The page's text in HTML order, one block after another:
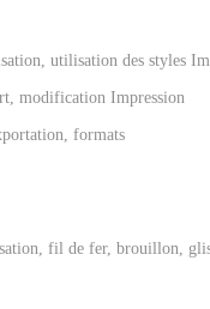
utilisation des styles
modification Impression
formats
fil de fer, brouillon,